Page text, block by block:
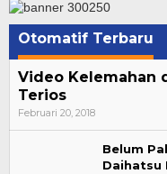
Otomatif Terbaru
Video Kelemahan
Terios
Februari 20, 2018
Belum
Daihatsu